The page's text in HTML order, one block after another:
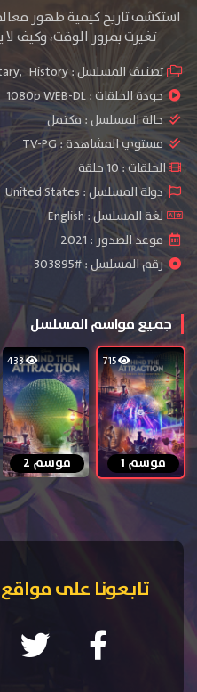
استكشف تاريخ كيفية ظهور
تغيرت بمرور الوقت، وكيف
تصنيف المسلسل : , History
جودة الحلقات :1080p WEB-DL
حالة المسلسل : مكتمل
مستوي المشاهدة :TV-PG
الحلقات : 10 حلقة
دولة المسلسل : United States
لغة المسلسل : English
موعد الصدور : 2021
رقم المسلسل : #303895
جميع مواسم المسلسل
715
موسم 1
433
موسم 2
تابعونا على